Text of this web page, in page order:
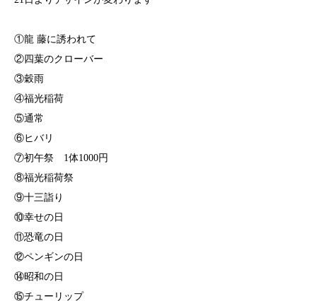
①龍 藤に誘われて
②四葉のクローバー
③穀雨
④福光稲荷
⑤通常
⑥ヒバリ
⑦初午祭 1体1000円
⑧福光稲荷祭
⑨十三詣り
⑩幸せの日
⑪恐竜の日
⑫ペンギンの日
⑭昭和の日
⑮チューリップ